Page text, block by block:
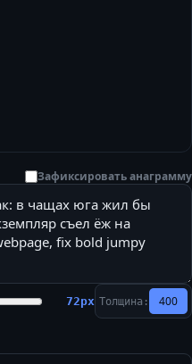
Зафиксировать анаграмму
72px Толщина: 400